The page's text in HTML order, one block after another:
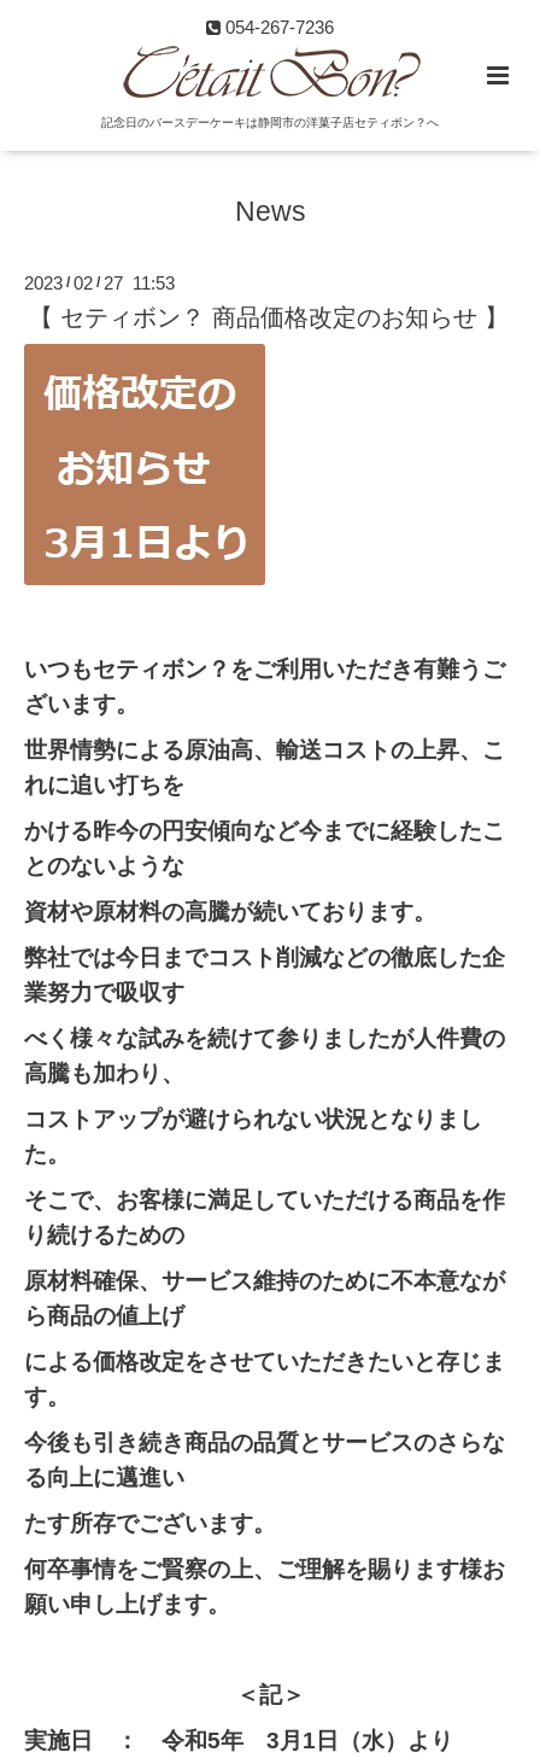
054-267-7236
記念日のバースデーケーキは静岡市の洋菓子店セティボン？へ
News
2023 /02 / 27 11:53
【 セティボン？ 商品価格改定のお知らせ 】
いつもセティボン？をご利用いただき有難うご
ざいます。
世界情勢による原油高、輸送コストの上昇、こ
れに追い打ちを
かける昨今の円安傾向など今までに経験したこ
とのないような
資材や原材料の高騰が続いております。
弊社では今日までコスト削減などの徹底した企
業努力で吸収す
べく様々な試みを続けて参りましたが人件費の
高騰も加わり、
コストアップが避けられない状況となりまし
た。
そこで、お客様に満足していただける商品を作
り続けるための
原材料確保、サービス維持のために不本意なが
ら商品の値上げ
による価格改定をさせていただきたいと存じま
す。
今後も引き続き商品の品質とサービスのさらな
る向上に邁進い
たす所存でございます。
何卒事情をご賢察の上、ご理解を賜ります様お
願い申し上げます。
＜記＞
実施日 ： 令和5年 3月1日（水）より